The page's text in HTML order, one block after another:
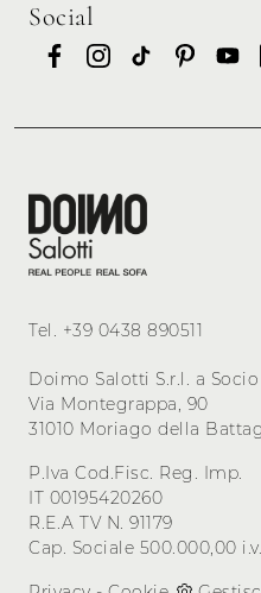
Social
Tel. +39 0438 890511
Doimo Salotti S.r.l. a
Via Montegrappa, 90
31010 Moriago della
P.Iva Cod.Fisc. Reg. Imp.
IT 00195420260
R.E.A TV N. 91179
Cap. Sociale 500.000,00 i.v.